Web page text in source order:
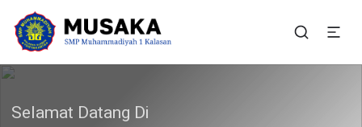
SMP Muhammadiyah 1
Kalasan
Situs Resmi SMP Muhammadiyah 1 Kalasan
Datang DiBersama Kami